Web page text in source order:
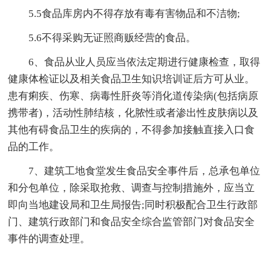
5.5食品库房内不得存放有毒有害物品和不洁物;
5.6不得采购无证照商贩经营的食品。
6、食品从业人员应当依法定期进行健康检查，取得
健康体检证以及相关食品卫生知识培训证后方可从业。
患有痢疾、伤寒、病毒性肝炎等消化道传染病(包括病原
携带者)，活动性肺结核，化脓性或者渗出性皮肤病以及
其他有碍食品卫生的疾病的，不得参加接触直接入口食
品的工作。
7、建筑工地食堂发生食品安全事件后，总承包单位
和分包单位，除采取抢救、调查与控制措施外，应当立
即向当地建设局和卫生局报告;同时积极配合卫生行政部
门、建筑行政部门和食品安全综合监管部门对食品安全
事件的调查处理。